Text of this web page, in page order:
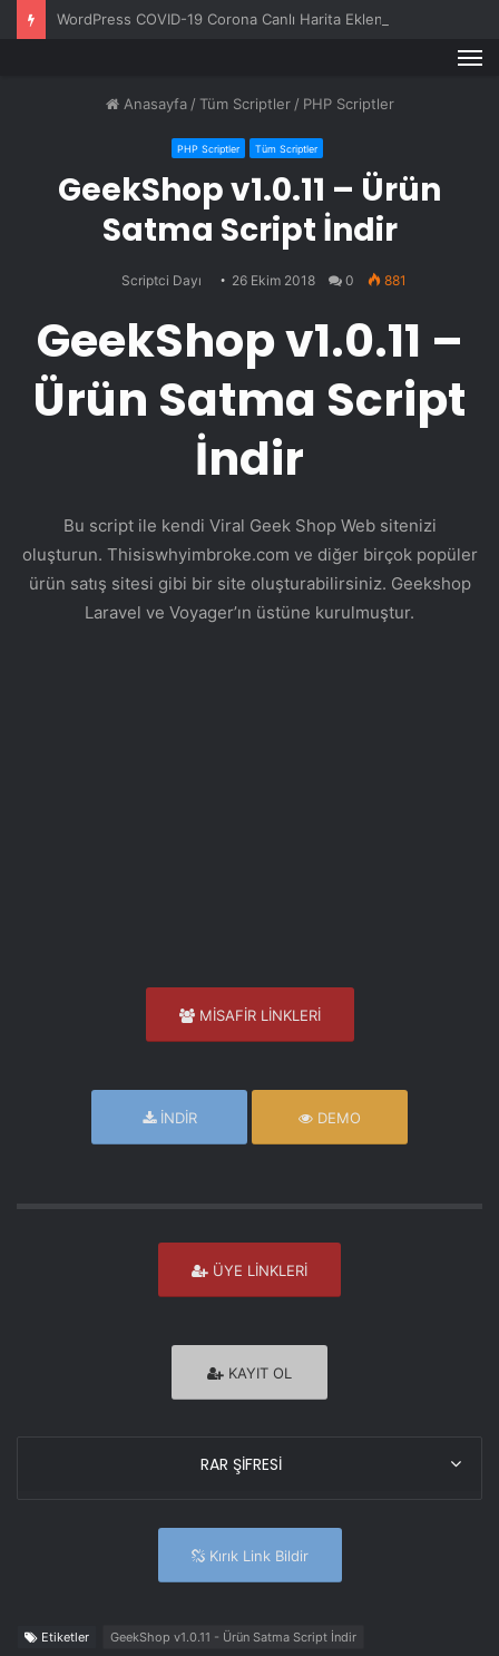
WordPress COVID-19 Corona Canlı Harita Eklentisi v1.0.3
Anasayfa / Tüm Scriptler / PHP Scriptler
PHP Scriptler Tüm Scriptler
GeekShop v1.0.11 – Ürün
Satma Script İndir
Scriptci Dayı 26 Ekim 2018 0 881
GeekShop v1.0.11 –
Ürün Satma Script
İndir
Bu script ile kendi Viral Geek Shop Web sitenizi
oluşturun. Thisiswhyimbroke.com ve diğer birçok popüler
ürün satış sitesi gibi bir site oluşturabilirsiniz. Geekshop
Laravel ve Voyager’ın üstüne kurulmuştur.
MİSAFİR LİNKLERİ
İNDİR DEMO
ÜYE LİNKLERİ
KAYIT OL
RAR ŞİFRESİ
Kırık Link Bildir
Etiketler GeekShop v1.0.11 - Ürün Satma Script İndir